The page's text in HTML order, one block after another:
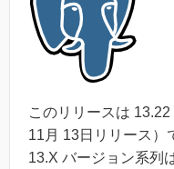
このリリースは
11月 13日リリース）
13.X バージョン系列